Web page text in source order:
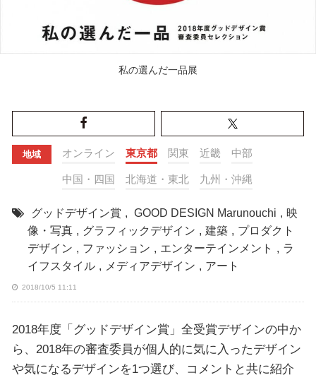
私の選んだ一品展
地域 オンライン 東京都 関東 近畿 中部
中国・四国 北海道・東北 九州・沖縄
グッドデザイン賞 , GOOD DESIGN Marunouchi , 映
像・写真 , グラフィックデザイン , 建築 , プロダクト
デザイン , ファッション , エンターテインメント , ラ
イフスタイル , メディアデザイン , アート
2018/10/5 11:11
2018年度「グッドデザイン賞」全受賞デザインの中か
ら、2018年の審査委員が個人的に気に入ったデザイン
や気になるデザインを1つ選び、コメントと共に紹介